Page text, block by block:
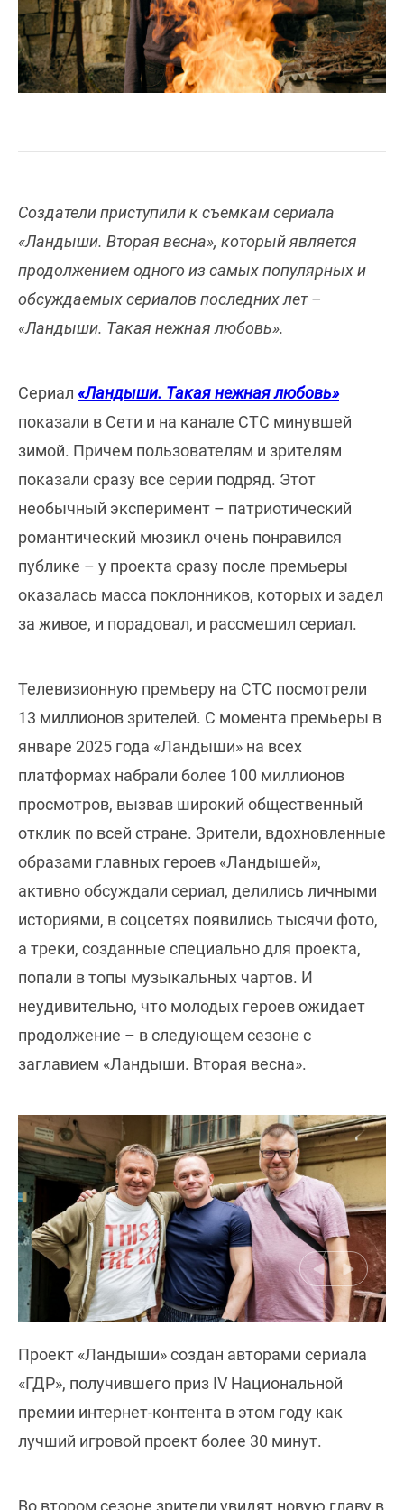
Создатели приступили к съемкам сериала
«Ландыши. Вторая весна», который является
продолжением одного из самых популярных и
обсуждаемых сериалов последних лет –
«Ландыши. Такая нежная любовь».
Сериал «Ландыши. Такая нежная любовь»
показали в Сети и на канале СТС минувшей
зимой. Причем пользователям и зрителям
показали сразу все серии подряд. Этот
необычный эксперимент – патриотический
романтический мюзикл очень понравился
публике – у проекта сразу после премьеры
оказалась масса поклонников, которых и задел
за живое, и порадовал, и рассмешил сериал.
Телевизионную премьеру на СТС посмотрели
13 миллионов зрителей. С момента премьеры в
январе 2025 года «Ландыши» на всех
платформах набрали более 100 миллионов
просмотров, вызвав широкий общественный
отклик по всей стране. Зрители, вдохновленные
образами главных героев «Ландышей»,
активно обсуждали сериал, делились личными
историями, в соцсетях появились тысячи фото,
а треки, созданные специально для проекта,
попали в топы музыкальных чартов. И
неудивительно, что молодых героев ожидает
продолжение – в следующем сезоне с
заглавием «Ландыши. Вторая весна».
Проект «Ландыши» создан авторами сериала
«ГДР», получившего приз IV Национальной
премии интернет-контента в этом году как
лучший игровой проект более 30 минут.
Во втором сезоне зрители увидят новую главу в